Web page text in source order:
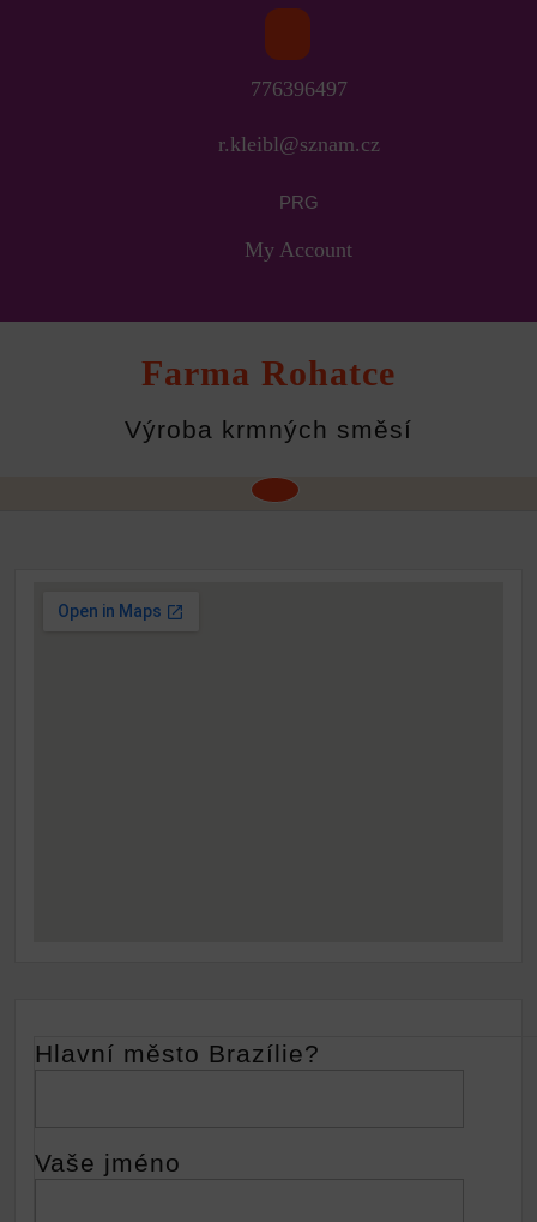
776396497
r.kleibl@sznam.cz
PRG
My Account
Farma Rohatce
Výroba krmných směsí
Hlavní město Brazílie?
Vaše jméno